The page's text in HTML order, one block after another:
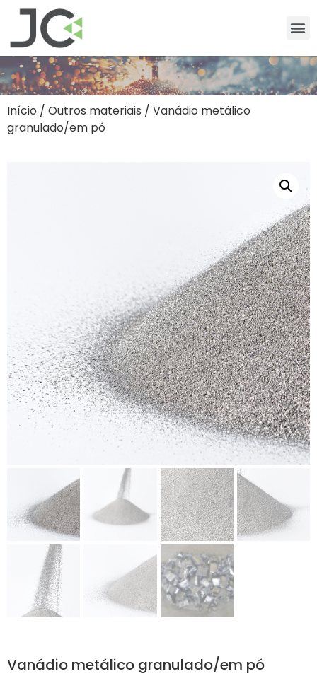
Início / Outros materiais / Vanádio metálico
granulado/em pó
Vanádio metálico granulado/em pó